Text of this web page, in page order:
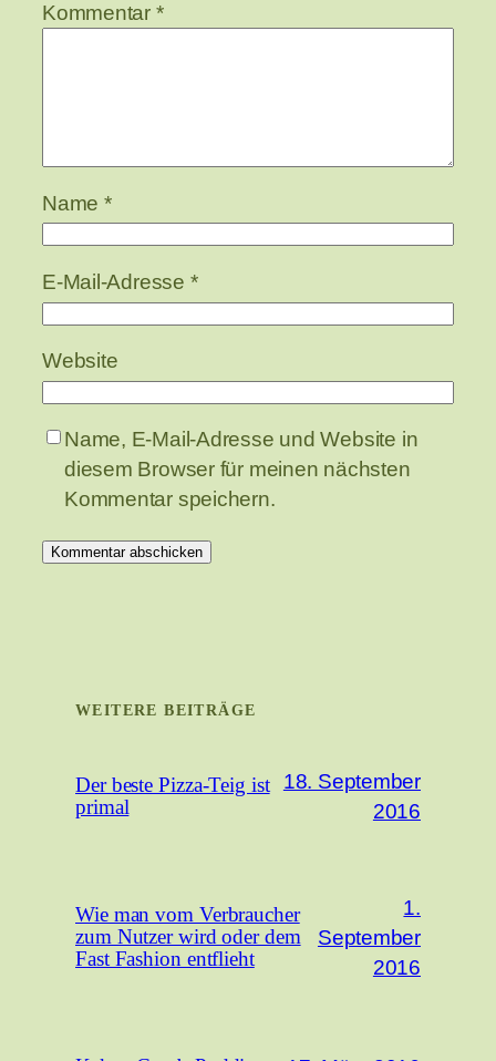
Kommentar *
Name *
E-Mail-Adresse *
Website
Name, E-Mail-Adresse und Website in
diesem Browser für meinen nächsten
Kommentar speichern.
WEITERE BEITRÄGE
Der beste Pizza-Teig ist
primal
18. September
2016
Wie man vom Verbraucher
zum Nutzer wird oder dem
Fast Fashion entflieht
1.
September
2016